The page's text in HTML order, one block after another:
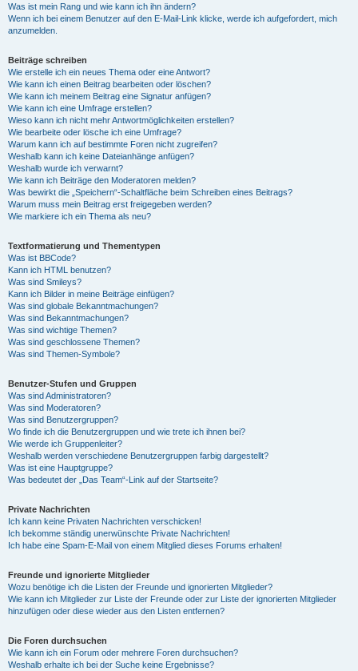
Was ist mein Rang und wie kann ich ihn ändern?
Wenn ich bei einem Benutzer auf den E-Mail-Link klicke, werde ich aufgefordert, mich
anzumelden.
Beiträge schreiben
Wie erstelle ich ein neues Thema oder eine Antwort?
Wie kann ich einen Beitrag bearbeiten oder löschen?
Wie kann ich meinem Beitrag eine Signatur anfügen?
Wie kann ich eine Umfrage erstellen?
Wieso kann ich nicht mehr Antwortmöglichkeiten erstellen?
Wie bearbeite oder lösche ich eine Umfrage?
Warum kann ich auf bestimmte Foren nicht zugreifen?
Weshalb kann ich keine Dateianhänge anfügen?
Weshalb wurde ich verwarnt?
Wie kann ich Beiträge den Moderatoren melden?
Was bewirkt die „Speichern“-Schaltfläche beim Schreiben eines Beitrags?
Warum muss mein Beitrag erst freigegeben werden?
Wie markiere ich ein Thema als neu?
Textformatierung und Thementypen
Was ist BBCode?
Kann ich HTML benutzen?
Was sind Smileys?
Kann ich Bilder in meine Beiträge einfügen?
Was sind globale Bekanntmachungen?
Was sind Bekanntmachungen?
Was sind wichtige Themen?
Was sind geschlossene Themen?
Was sind Themen-Symbole?
Benutzer-Stufen und Gruppen
Was sind Administratoren?
Was sind Moderatoren?
Was sind Benutzergruppen?
Wo finde ich die Benutzergruppen und wie trete ich ihnen bei?
Wie werde ich Gruppenleiter?
Weshalb werden verschiedene Benutzergruppen farbig dargestellt?
Was ist eine Hauptgruppe?
Was bedeutet der „Das Team“-Link auf der Startseite?
Private Nachrichten
Ich kann keine Privaten Nachrichten verschicken!
Ich bekomme ständig unerwünschte Private Nachrichten!
Ich habe eine Spam-E-Mail von einem Mitglied dieses Forums erhalten!
Freunde und ignorierte Mitglieder
Wozu benötige ich die Listen der Freunde und ignorierten Mitglieder?
Wie kann ich Mitglieder zur Liste der Freunde oder zur Liste der ignorierten Mitglieder
hinzufügen oder diese wieder aus den Listen entfernen?
Die Foren durchsuchen
Wie kann ich ein Forum oder mehrere Foren durchsuchen?
Weshalb erhalte ich bei der Suche keine Ergebnisse?